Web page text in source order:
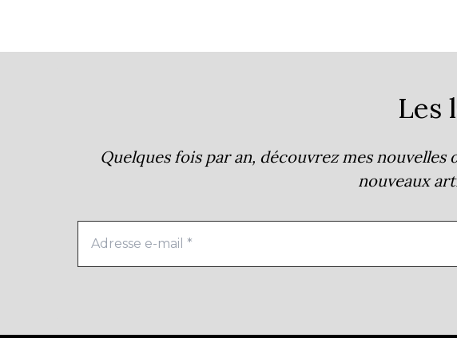
Les
Quelques fois par an, découvrez mes
nouveaux